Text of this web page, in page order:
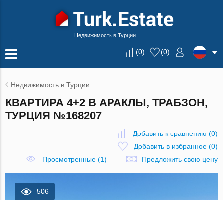
Недвижимость в Турции
(0) (0)
Недвижимость в Турции
КВАРТИРА 4+2 В АРАКЛЫ, ТРАБЗОН,
ТУРЦИЯ №168207
Добавить к сравнению (0)
Добавить в избранное(0)
Просмотренные (1)
Предложить свою цену
506